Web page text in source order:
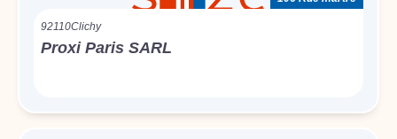
92110Clichy
Proxi Paris SARL